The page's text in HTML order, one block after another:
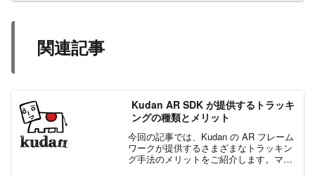
関連記事
Kudan AR SDK が提供するトラッキ
ングの種類とメリット
今回の記事では、Kudan の AR フレーム
ワークが提供するさまざまなトラッキン
グ手法のメリットをご紹介します。マー